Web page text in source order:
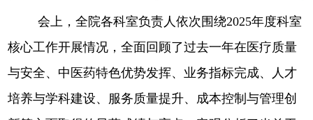
会上，全院各科室负责人依次围绕2025年度科室
核心工作开展情况，全面回顾了过去一年在医疗质量
与安全、中医药特色优势发挥、业务指标完成、人才
培养与学科建设、服务质量提升、成本控制与管理创